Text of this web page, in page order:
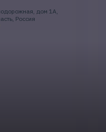
дом 1А,
Россия